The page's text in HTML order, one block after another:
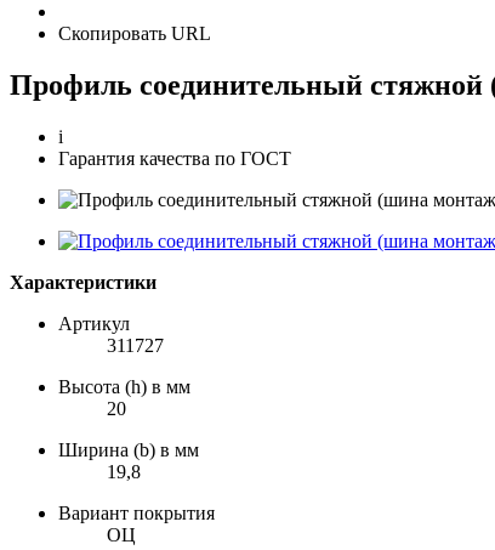
Скопировать URL
Профиль соединительный
i
Гарантия качества по ГОСТ
Характеристики
Артикул
311727
Высота (h) в мм
20
Ширина (b) в мм
19,8
Вариант покрытия
ОЦ